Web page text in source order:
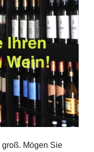
Mögen Sie